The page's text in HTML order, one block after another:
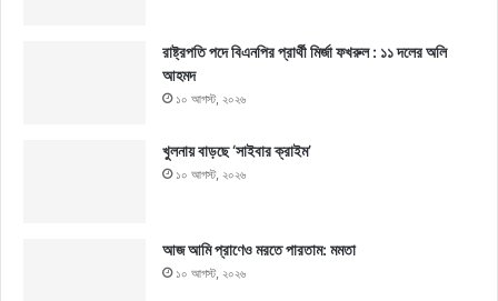
রাষ্ট্রপতি পদে বিএনপির প্রার্থী মির্জা ফখরুল : ১১ দলের অলি
আহমদ
১০ আগস্ট, ২০২৬
খুলনায় বাড়ছে ‘সাইবার ক্রাইম’
১০ আগস্ট, ২০২৬
আজ আমি প্রাণেও মরতে পারতাম: মমতা
১০ আগস্ট, ২০২৬